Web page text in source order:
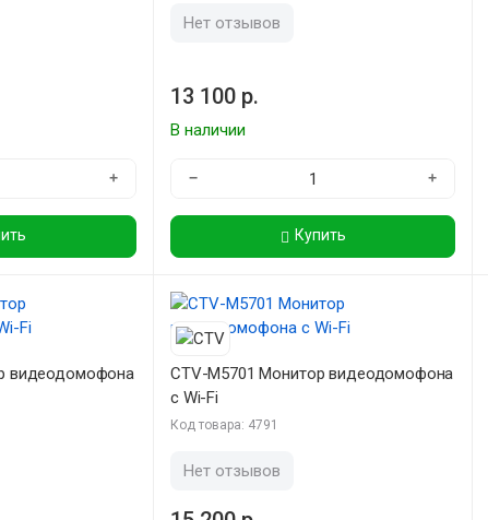
+
Нет отзывов
13 100 р.
В наличии
− +
Купить
видеодомофона
CTV-M5701 Монитор видеодомофона
с Wi-Fi
Код товара: 4791
Нет отзывов